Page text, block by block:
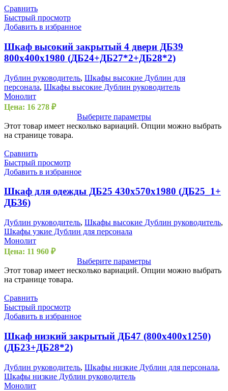
Сравнить
Быстрый просмотр
Добавить в избранное
Шкаф высокий закрытый 4 двери ДБ39
800х400х1980 (ДБ24+ДБ27*2+ДБ28*2)
Дублин руководитель, Шкафы высокие Дублин для
персонала, Шкафы высокие Дублин руководитель
Монолит
Цена: 16 278 ₽
Выберите параметры
Этот товар имеет несколько вариаций. Опции можно выбрать
на странице товара.
Сравнить
Быстрый просмотр
Добавить в избранное
Шкаф для одежды ДБ25 430х570х1980 (ДБ25_1+
ДБ36)
Дублин руководитель, Шкафы высокие Дублин руководитель,
Шкафы узкие Дублин для персонала
Монолит
Цена: 11 960 ₽
Выберите параметры
Этот товар имеет несколько вариаций. Опции можно выбрать
на странице товара.
Сравнить
Быстрый просмотр
Добавить в избранное
Шкаф низкий закрытый ДБ47 (800х400х1250)
(ДБ23+ДБ28*2)
Дублин руководитель, Шкафы низкие Дублин для персонала,
Шкафы низкие Дублин руководитель
Монолит